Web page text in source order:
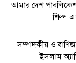
আমার দেশ
শিল্প
সম্পাদকীয় ও
ইসলাম